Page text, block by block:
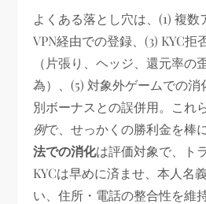
よくある落とし穴は、(1) 複数
VPN経由での登録、(3) KYC拒
（片張り、ヘッジ、還元率の
為）、(5) 対象外ゲームでの消
別ボーナスとの誤併用。これ
例で、せっかくの勝利金を棒
法での消化は評価対象で、ト
KYCは早めに済ませ、本人名
い、住所・電話の整合性を維